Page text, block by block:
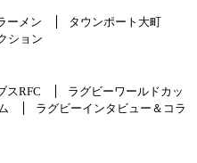
ーメン
タウンポート大町
ション
スRFC
ラグビーワールドカッ
ラグビーインタビュー＆コラ